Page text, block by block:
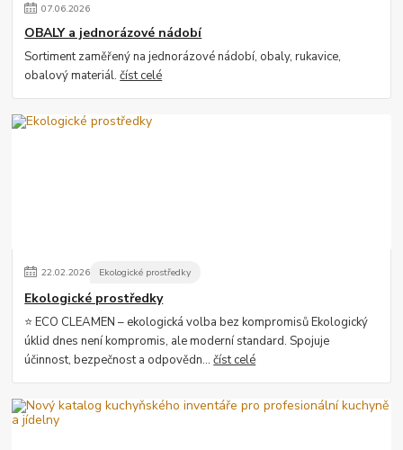
07.06.2026
OBALY a jednorázové nádobí
Sortiment zaměřený na jednorázové nádobí, obaly, rukavice,
obalový materiál.číst celé
22.02.2026 Ekologické prostředky
Ekologické prostředky
⭐ ECO CLEAMEN – ekologická volba bez kompromisů Ekologický
úklid dnes není kompromis, ale moderní standard. Spojuje
účinnost, bezpečnost a odpovědn...číst celé